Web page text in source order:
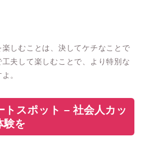
しむことは、決してケチなことで
夫して楽しむことで、より特別な
。
トスポット – 社会人カッ
験を